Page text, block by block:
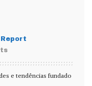
Report
e tendências fundado